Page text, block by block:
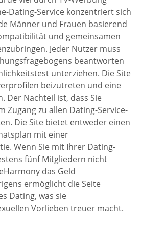
Dating-Service konzentriert sich
Männer und Frauen basierend
und gemeinsamen
Jeder Nutzer muss
beantworten
unterziehen. Die Site
beizutreten und eine
Der Nachteil ist, dass Sie
Zugang zu allen Dating-Service-
Die Site bietet entweder einen
mit einer
Wenn Sie mit Ihrer Dating-
fünf Mitgliedern nicht
das Geld
ermöglicht die Seite
Dating, was sie
Vorlieben treuer macht.